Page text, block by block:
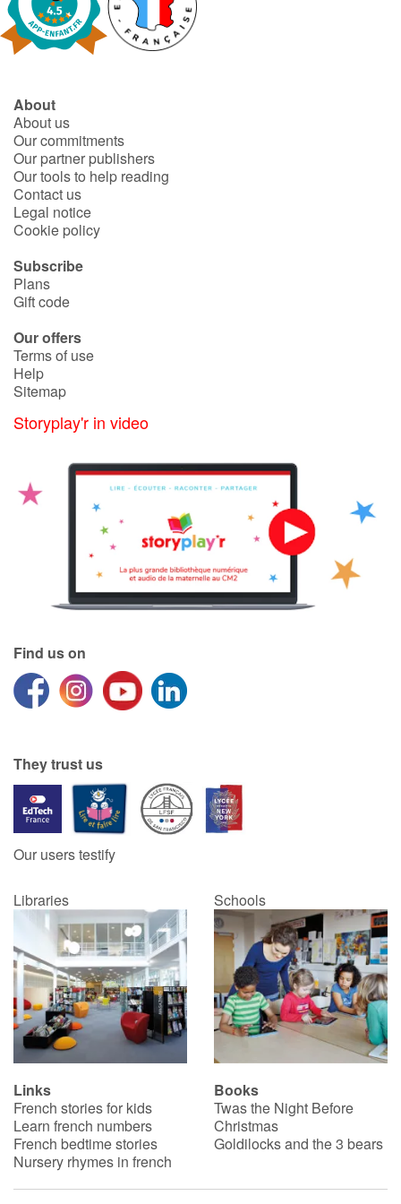
About
About us
Our commitments
Our partner publishers
Our tools to help reading
Contact us
Legal notice
Cookie policy
Subscribe
Plans
Gift code
Our offers
Terms of use
Help
Sitemap
Storyplay'r in video
Find us on
They trust us
Our users testify
Libraries Schools
Links
French stories for kids
Learn french numbers
French bedtime stories
Nursery rhymes in french
Books
Twas the Night Before
Christmas
Goldilocks and the 3 bears